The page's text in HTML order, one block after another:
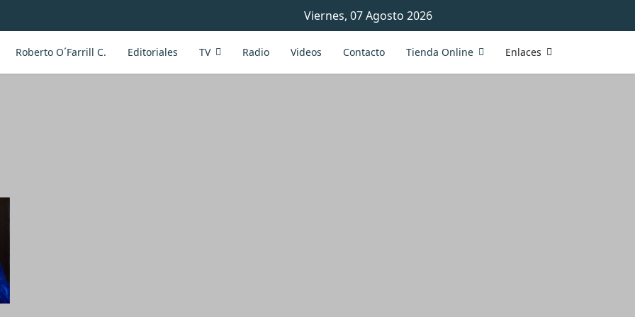
Viernes, 07 Agosto 2026
Roberto O´Farrill C. Editoriales TV Radio Videos Contacto Tienda Online Enlaces